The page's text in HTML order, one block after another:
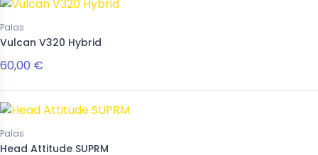
Palas
Vulcan V320 Hybrid
60,00 €
Palas
Head Attitude SUPRM